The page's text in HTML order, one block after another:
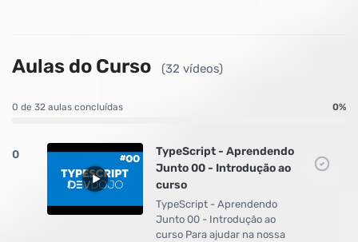
Aulas do Curso (32 vídeos)
0 de 32 aulas concluídas 0%
0
TypeScript - Aprendendo
Junto 00 - Introdução ao
curso
TypeScript - Aprendendo
Junto 00 - Introdução ao
curso Para ajudar na nossa